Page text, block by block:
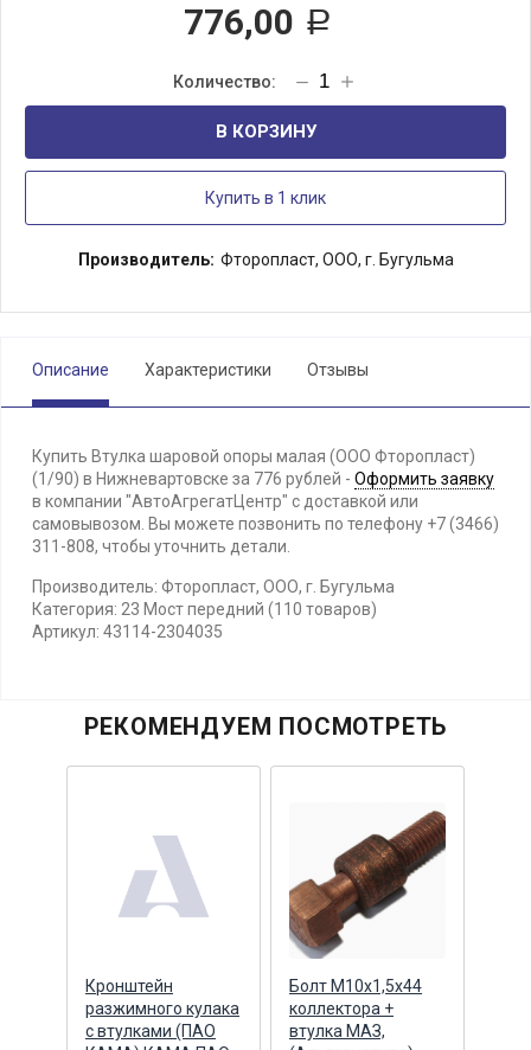
776,00 Р
В КОРЗИНУ
Купить в 1 клик
Производитель: Фторопласт, ООО, г. Бугульма
Описание Характеристики Отзывы
Купить Втулка шаровой опоры малая (ООО Фторопласт)
(1/90) в Нижневартовске за 776 рублей - Оформить заявку
в компании "АвтоАгрегатЦентр" с доставкой или
самовывозом. Вы можете позвонить по телефону +7 (3466)
311-808, чтобы уточнить детали.
Производитель: Фторопласт, ООО, г. Бугульма
Категория: 23 Мост передний (110 товаров)
Артикул: 43114-2304035
РЕКОМЕНДУЕМ ПОСМОТРЕТЬ
Кронштейн
разжимного кулака
с втулками (ПАО
Болт М10х1,5х44
коллектора +
втулка МАЗ,